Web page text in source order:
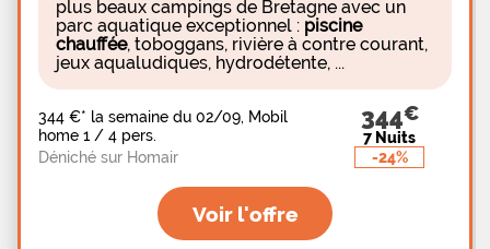
plus beaux campings de Bretagne avec un
parc aquatique exceptionnel : piscine
chauffée, toboggans, rivière à contre courant,
jeux aqualudiques, hydrodétente, ...
344 €* la semaine du 02/09, Mobil
home 1 / 4 pers.
Déniché sur Homair
344
7 Nuits
-24%
Voir l'offre